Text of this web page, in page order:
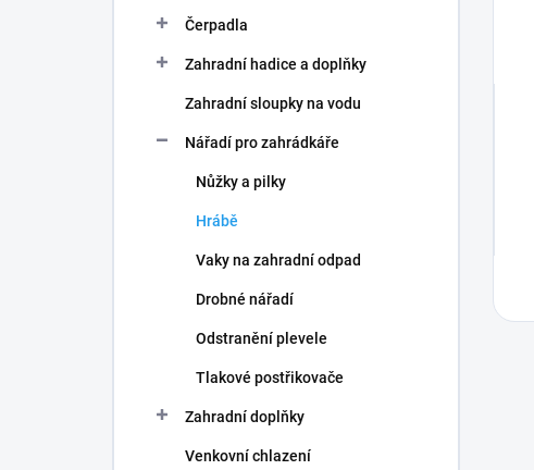
Čerpadla
Zahradní hadice a doplňky
Zahradní sloupky na vodu
Nářadí pro zahrádkáře
Nůžky a pilky
Hrábě
Vaky na zahradní odpad
Drobné nářadí
Odstranění plevele
Tlakové postřikovače
Zahradní doplňky
Venkovní chlazení